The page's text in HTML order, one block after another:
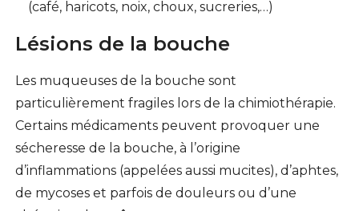
(café, haricots, noix, choux, sucreries,…)
Lésions de la bouche
Les muqueuses de la bouche sont
particulièrement fragiles lors de la chimiothérapie.
Certains médicaments peuvent provoquer une
sécheresse de la bouche, à l’origine
d’inflammations (appelées aussi mucites), d’aphtes,
de mycoses et parfois de douleurs ou d’une